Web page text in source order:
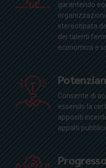
garantendo
stereotipata
dei talenti
economica e
Consente di
essendo la
appositi
appalti pubblici.
Progresso